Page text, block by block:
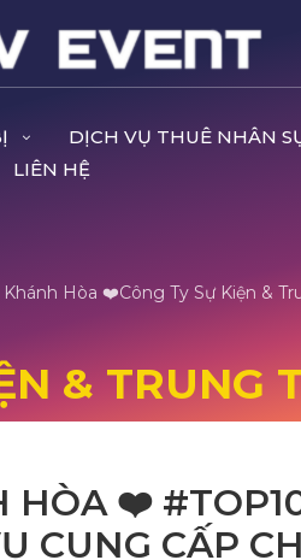
DỊCH VỤ THUÊ NHÂN
LIÊN HỆ
Khánh Hòa ❤️️Công Ty Sự Kiện &
& TRUNG
HÒA ❤️️
CUNG CẤP